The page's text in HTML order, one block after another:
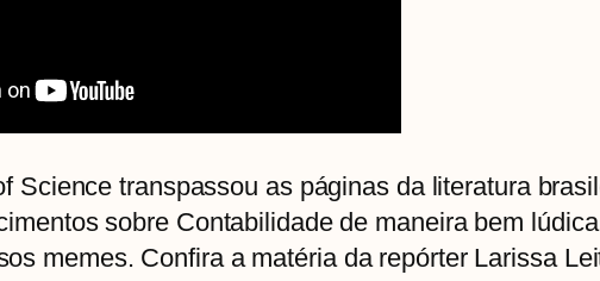
Science transpassou as páginas da literatura
sobre Contabilidade de maneira bem
memes. Confira a matéria da repórter Larissa